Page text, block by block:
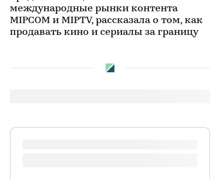
международные рынки контента
MIPCOM и MIPTV, рассказала о том, как
продавать кино и сериалы за границу